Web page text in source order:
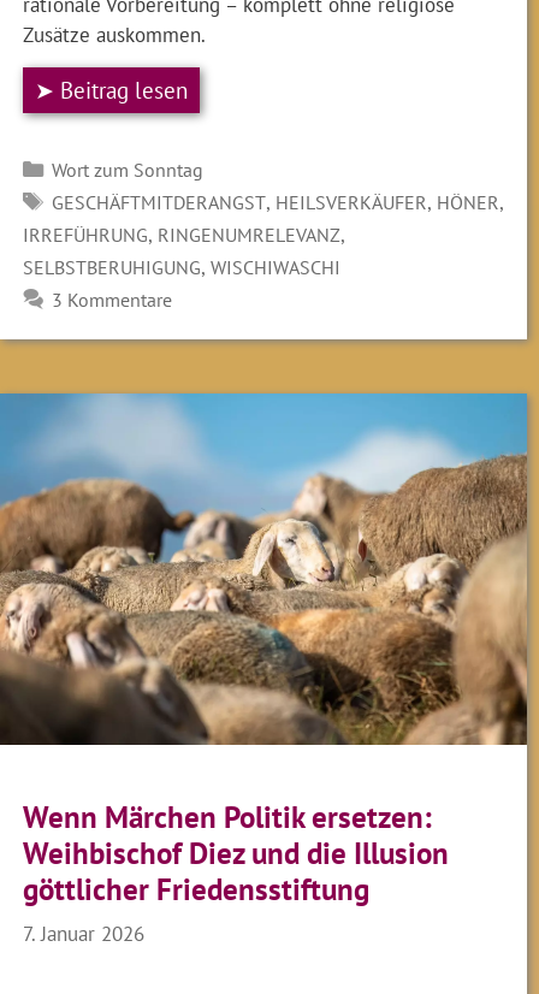
Zusätze auskommen.
➤ Beitrag lesen
Kategorien
Wort zum Sonntag
SCHLAGWÖRTER
GESCHÄFTMITDERANGST, HEILSVERKÄUFER, HÖNER,
IRREFÜHRUNG, RINGENUMRELEVANZ,
SELBSTBERUHIGUNG,WISCHIWASCHI
3 Kommentare
Wenn Märchen Politik ersetzen:
Weihbischof Diez und die Illusion
göttlicher Friedensstiftung
7. Januar 2026